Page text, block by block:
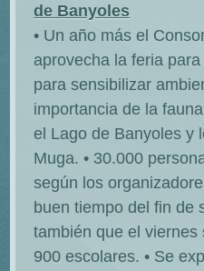
de Banyoles
• Un año más el
aprovecha la feria
para sensibilizar
importancia de la
el Lago de Banyoles y
Muga. • 30.000
según los
buen tiempo del fin de
también que el
900 escolares. • Se